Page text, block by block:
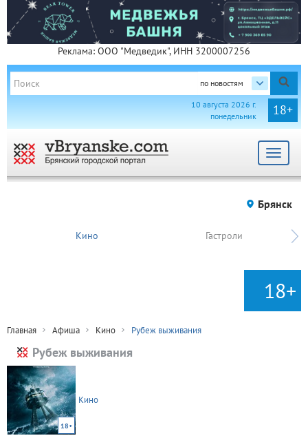
Реклама: ООО "Медведик", ИНН 3200007256
по новостям
18+
10 августа 2026 г.
понедельник
Toggle
Брянск
Кино Гастроли
18+
Главная Афиша Кино Рубеж выживания
Рубеж выживания
18+
Кино